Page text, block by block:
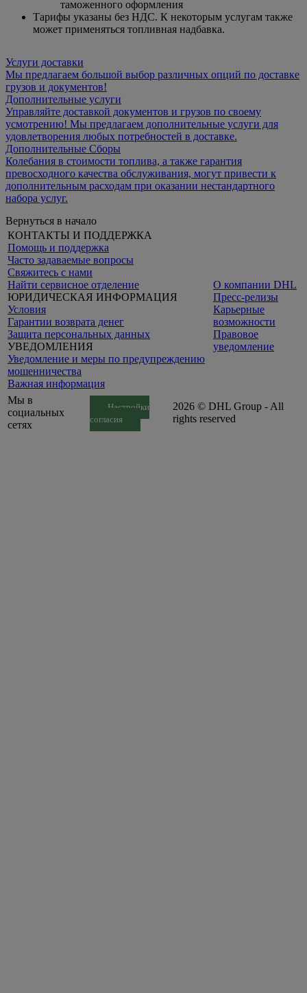
таможенного оформления
Тарифы указаны без НДС. К некоторым услугам также
может применяться топливная надбавка.
Услуги доставки
Мы предлагаем большой выбор различных опций по доставке
грузов и документов!
Дополнительные услуги
Управляйте доставкой документов и грузов по своему
усмотрению! Мы предлагаем дополнительные услуги для
удовлетворения любых потребностей в доставке.
Дополнительные Сборы
Колебания в стоимости топлива, а также гарантия
превосходного качества обслуживания, могут привести к
дополнительным расходам при оказании нестандартного
набора услуг.
Вернуться в начало
КОНТАКТЫ И ПОДДЕРЖКА
Помощь и поддержка
Часто задаваемые вопросы
Свяжитесь с нами
Найти сервисное отделение
ЮРИДИЧЕСКАЯ ИНФОРМАЦИЯ
Условия
Гарантии возврата денег
Защита персональных данных
УВЕДОМЛЕНИЯ
Уведомление и меры по предупреждению
мошенничества
Важная информация
О компании DHL
Пресс-релизы
Карьерные
возможности
Правовое
уведомление
Мы в
социальных
сетях
Настройки
согласия
2026 © DHL Group - All
rights reserved